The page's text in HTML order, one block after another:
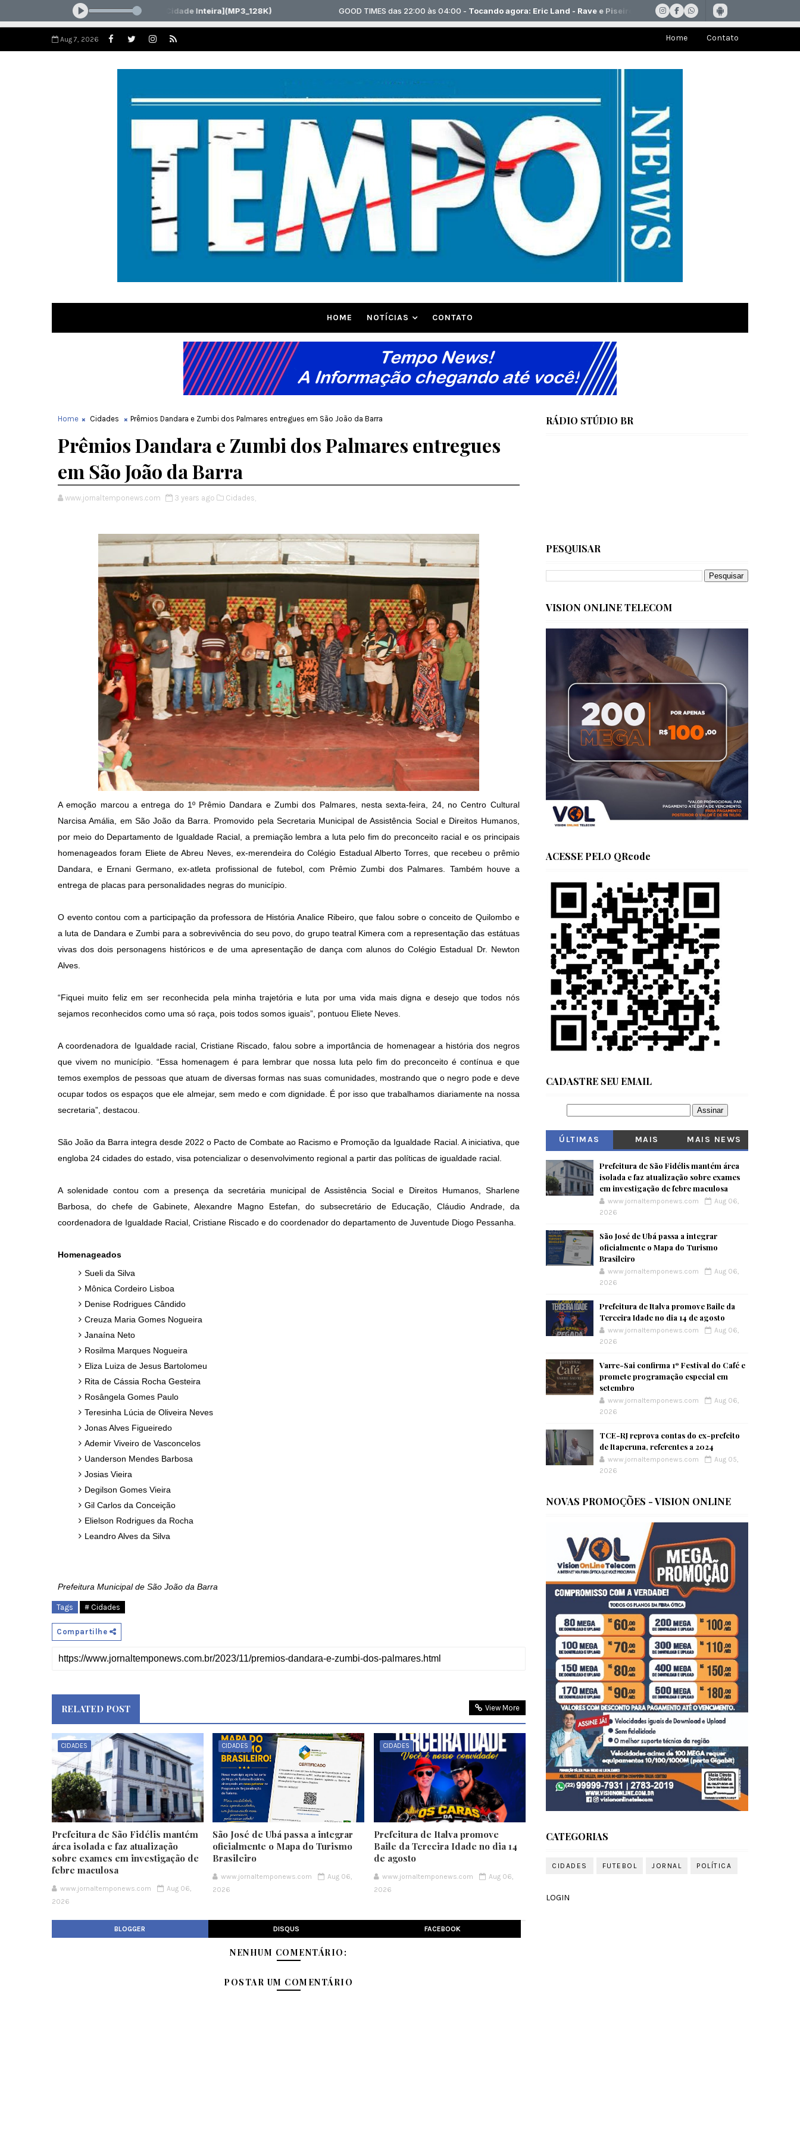
Aug 7, 2026 Home Contato
HOME NOTÍCIAS CONTATO
Home Cidades Prêmios Dandara e Zumbi dos Palmares entregues em São João da Barra
Prêmios Dandara e Zumbi dos Palmares entregues
em São João da Barra
www.jornaltemponews.com 3 years ago Cidades,
A emoção marcou a entrega do 1º Prêmio Dandara e Zumbi dos Palmares, nesta sexta-feira, 24, no Centro Cultural
Narcisa Amália, em São João da Barra. Promovido pela Secretaria Municipal de Assistência Social e Direitos Humanos,
por meio do Departamento de Igualdade Racial, a premiação lembra a luta pelo fim do preconceito racial e os principais
homenageados foram Eliete de Abreu Neves, ex-merendeira do Colégio Estadual Alberto Torres, que recebeu o prêmio
Dandara, e Ernani Germano, ex-atleta profissional de futebol, com Prêmio Zumbi dos Palmares. Também houve a
entrega de placas para personalidades negras do município.
O evento contou com a participação da professora de História Analice Ribeiro, que falou sobre o conceito de Quilombo e
a luta de Dandara e Zumbi para a sobrevivência do seu povo, do grupo teatral Kimera com a representação das estátuas
vivas dos dois personagens históricos e de uma apresentação de dança com alunos do Colégio Estadual Dr. Newton
Alves.
“Fiquei muito feliz em ser reconhecida pela minha trajetória e luta por uma vida mais digna e desejo que todos nós
sejamos reconhecidos como uma só raça, pois todos somos iguais”, pontuou Eliete Neves.
A coordenadora de Igualdade racial, Cristiane Riscado, falou sobre a importância de homenagear a história dos negros
que vivem no município. “Essa homenagem é para lembrar que nossa luta pelo fim do preconceito é contínua e que
temos exemplos de pessoas que atuam de diversas formas nas suas comunidades, mostrando que o negro pode e deve
ocupar todos os espaços que ele almejar, sem medo e com dignidade. É por isso que trabalhamos diariamente na nossa
secretaria”, destacou.
São João da Barra integra desde 2022 o Pacto de Combate ao Racismo e Promoção da Igualdade Racial. A iniciativa, que
engloba 24 cidades do estado, visa potencializar o desenvolvimento regional a partir das políticas de igualdade racial.
A solenidade contou com a presença da secretária municipal de Assistência Social e Direitos Humanos, Sharlene
Barbosa, do chefe de Gabinete, Alexandre Magno Estefan, do subsecretário de Educação, Cláudio Andrade, da
coordenadora de Igualdade Racial, Cristiane Riscado e do coordenador do departamento de Juventude Diogo Pessanha.
Homenageados
Sueli da Silva
Mônica Cordeiro Lisboa
Denise Rodrigues Cândido
Creuza Maria Gomes Nogueira
Janaína Neto
Rosilma Marques Nogueira
Eliza Luiza de Jesus Bartolomeu
Rita de Cássia Rocha Gesteira
Rosângela Gomes Paulo
Teresinha Lúcia de Oliveira Neves
Jonas Alves Figueiredo
Ademir Viveiro de Vasconcelos
Uanderson Mendes Barbosa
Josias Vieira
Degilson Gomes Vieira
Gil Carlos da Conceição
Elielson Rodrigues da Rocha
Leandro Alves da Silva
Prefeitura Municipal de São João da Barra
Tags # Cidades
Compartilhe
RELATED POST View More
CIDADES
Prefeitura de São Fidélis mantém
área isolada e faz atualização
sobre exames em investigação de
febre maculosa
www.jornaltemponews.com
Aug 06,
2026
CIDADES
São José de Ubá passa a integrar
oficialmente o Mapa do Turismo
Brasileiro
www.jornaltemponews.com
Aug 06,
2026
CIDADES
Prefeitura de Italva promove
Baile da Terceira Idade no dia 14
de agosto
www.jornaltemponews.com
Aug 06,
2026
BLOGGER DISQUS FACEBOOK
NENHUM COMENTÁRIO:
POSTAR UM COMENTÁRIO
RÁDIO STÚDIO BR
PESQUISAR
VISION ONLINE TELECOM
ACESSE PELO QRcode
CADASTRE SEU EMAIL
ÚLTIMAS
MAIS
MAIS NEWS
Prefeitura de São Fidélis mantém área
isolada e faz atualização sobre exames
em investigação de febre maculosa
www.jornaltemponews.com
Aug 06,
2026
São José de Ubá passa a integrar
oficialmente o Mapa do Turismo
Brasileiro
www.jornaltemponews.com
Aug 06,
2026
Prefeitura de Italva promove Baile da
Terceira Idade no dia 14 de agosto
www.jornaltemponews.com
Aug 06,
2026
Varre-Sai confirma 1º Festival do Café e
promete programação especial em
setembro
www.jornaltemponews.com
Aug 06,
2026
TCE-RJ reprova contas do ex-prefeito
de Itaperuna, referentes a 2024
www.jornaltemponews.com
Aug 05,
2026
NOVAS PROMOÇÕES - VISION ONLINE
CATEGORIAS
CIDADES FUTEBOL JORNAL POLÍTICA
LOGIN